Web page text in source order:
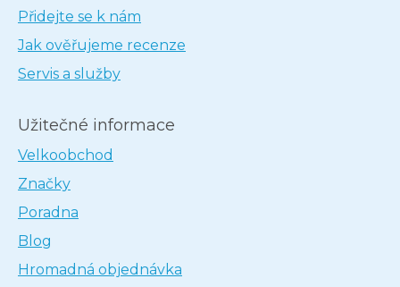
Přidejte se k nám
Jak ověřujeme recenze
Servis a služby
Užitečné informace
Velkoobchod
Značky
Poradna
Blog
Hromadná objednávka